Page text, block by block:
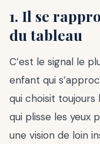
1. Il se
du tableau
C’est le signal le
enfant qui
qui choisit toujours
qui plisse les yeux
une vision de loin